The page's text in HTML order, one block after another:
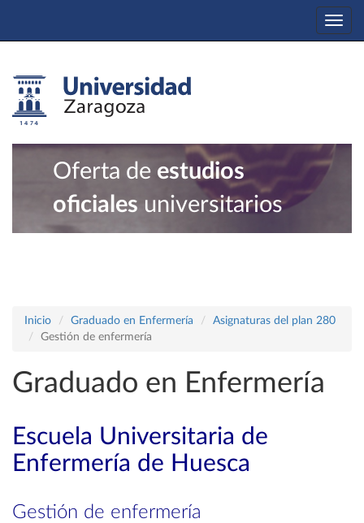
Oferta de estudios
oficiales universitarios
Inicio Graduado en Enfermería
Asignaturas del plan 280
Gestión de enfermería
Graduado en Enfermería
Escuela Universitaria de
Enfermería de Huesca
Gestión de enfermería